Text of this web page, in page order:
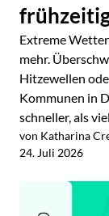
Extreme
mehr.
Hitzewellen
Kommunen in
schneller, als
von Katharina
24. Juli 2026